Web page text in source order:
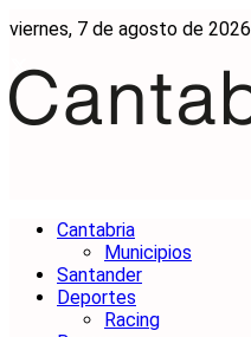
viernes, 7 de agosto de 2026
Cantabria
Municipios
Santander
Deportes
Racing